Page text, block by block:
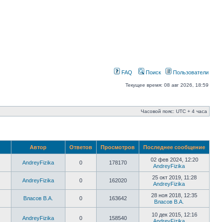
FAQ Поиск Пользователи
Текущее время: 08 авг 2026, 18:59
Часовой пояс: UTC + 4 часа
Автор Ответов Просмотров Последнее сообщение
AndreyFizika 0 178170
02 фев 2024, 12:20
AndreyFizika
AndreyFizika 0 162020
25 окт 2019, 11:28
AndreyFizika
Власов В.А. 0 163642
28 ноя 2018, 12:35
Власов В.А.
AndreyFizika 0 158540
10 дек 2015, 12:16